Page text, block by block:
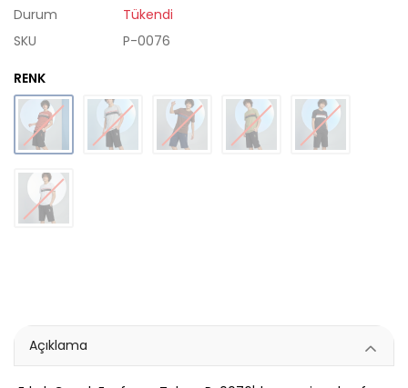
Durum
Tükendi
SKU
P-0076
RENK
Açıklama